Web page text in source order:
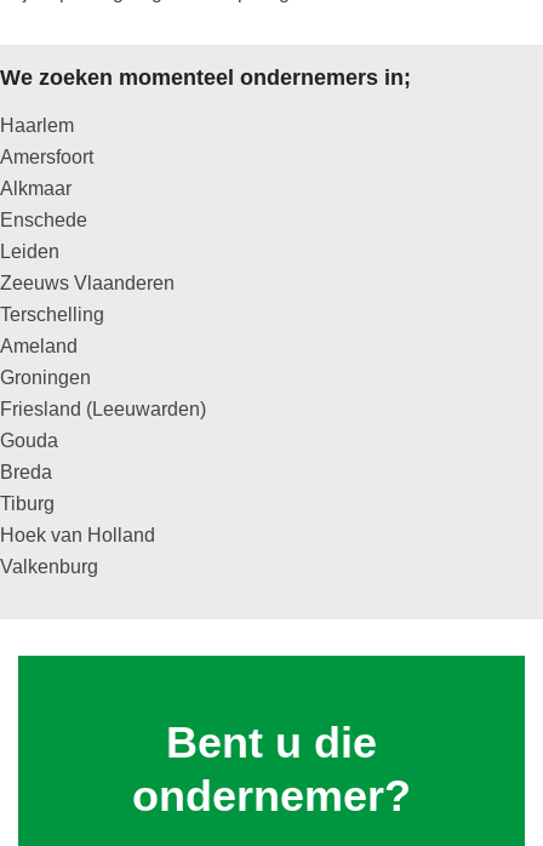
We zoeken momenteel ondernemers in;
Haarlem
Amersfoort
Alkmaar
Enschede
Leiden
Zeeuws Vlaanderen
Terschelling
Ameland
Groningen
Friesland (Leeuwarden)
Gouda
Breda
Tiburg
Hoek van Holland
Valkenburg
Bent u die
ondernemer?